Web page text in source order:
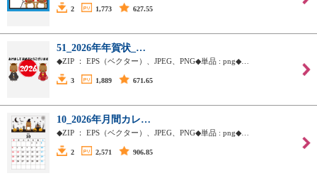
2 1,773 627.55
51_2026年年賀状_…
◆ZIP ： EPS（ベクター）、JPEG、PNG◆単品 : png◆…
3 1,889 671.65
10_2026年月間カレ…
◆ZIP ： EPS（ベクター）、JPEG、PNG◆単品 : png◆…
2 2,571 906.85